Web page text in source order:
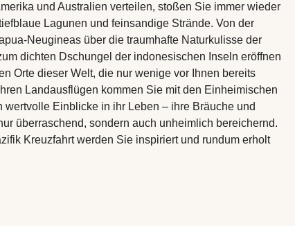
und Australien verteilen, stoßen Sie immer wieder
Lagunen und feinsandige Strände. Von der
Neugineas über die traumhafte Naturkulisse der
dichten Dschungel der indonesischen Inseln eröffnen
Orte dieser Welt, die nur wenige vor Ihnen bereits
Landausflügen kommen Sie mit den Einheimischen
wertvolle Einblicke in ihr Leben – ihre Bräuche und
überraschend, sondern auch unheimlich bereichernd.
Kreuzfahrt werden Sie inspiriert und rundum erholt